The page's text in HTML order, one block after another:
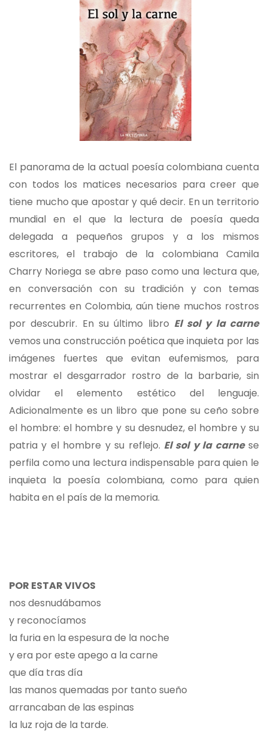
El panorama de la actual poesía colombiana cuenta
con todos los matices necesarios para creer que
tiene mucho que apostar y qué decir. En un territorio
mundial en el que la lectura de poesía queda
delegada a pequeños grupos y a los mismos
escritores, el trabajo de la colombiana Camila
Charry Noriega se abre paso como una lectura que,
en conversación con su tradición y con temas
recurrentes en Colombia, aún tiene muchos rostros
por descubrir. En su último libro El sol y la carne
vemos una construcción poética que inquieta por las
imágenes fuertes que evitan eufemismos, para
mostrar el desgarrador rostro de la barbarie, sin
olvidar el elemento estético del lenguaje.
Adicionalmente es un libro que pone su ceño sobre
el hombre: el hombre y su desnudez, el hombre y su
patria y el hombre y su reflejo. El sol y la carnese
perfila como una lectura indispensable para quien le
inquieta la poesía colombiana, como para quien
habita en el país de la memoria.
POR ESTAR VIVOS
nos desnudábamos
y reconocíamos
la furia en la espesura de la noche
y era por este apego a la carne
que día tras día
las manos quemadas por tanto sueño
arrancaban de las espinas
la luz roja de la tarde.